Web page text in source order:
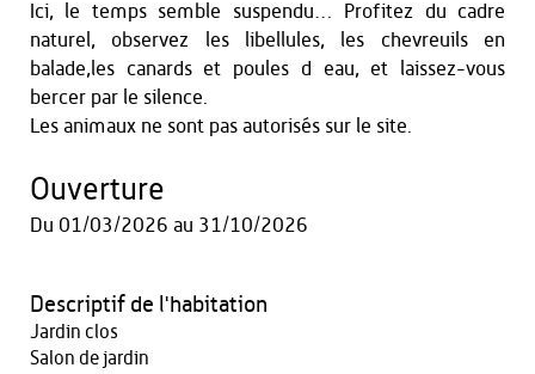
Ici, le temps semble suspendu… Profitez du cadre
naturel, observez les libellules, les chevreuils en
balade,les canards et poules d eau, et laissez-vous
bercer par le silence.
Les animaux ne sont pas autorisés sur le site.
Ouverture
Du 01/03/2026 au 31/10/2026
Descriptif de l'habitation
Jardin clos
Salon de jardin